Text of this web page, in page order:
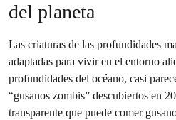
del planeta
Las criaturas de las profundidades
adaptadas para vivir en el entorno
profundidades del océano, casi
“gusanos zombis” descubiertos en
transparente que puede comer